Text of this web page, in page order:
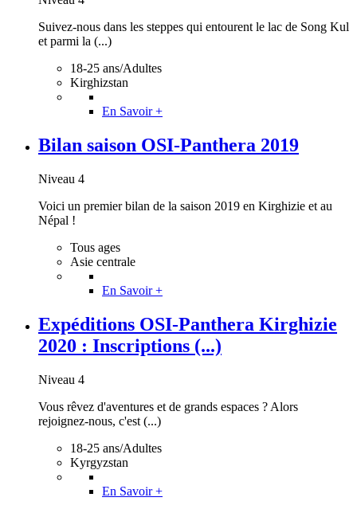
Suivez-nous dans les steppes qui entourent le lac de Song Kul
et parmi la (...)
18-25 ans/Adultes
Kirghizstan
En Savoir +
Bilan saison OSI-Panthera 2019
Niveau 4
Voici un premier bilan de la saison 2019 en Kirghizie et au
Népal !
Tous ages
Asie centrale
En Savoir +
Expéditions OSI-Panthera Kirghizie
2020 : Inscriptions (...)
Niveau 4
Vous rêvez d'aventures et de grands espaces ? Alors
rejoignez-nous, c'est (...)
18-25 ans/Adultes
Kyrgyzstan
En Savoir +